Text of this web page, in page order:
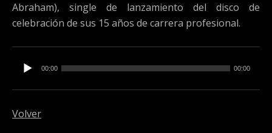
Abraham), single de lanzamiento del disco de
celebración de sus 15 años de carrera profesional.
00:00 00:00
Volver